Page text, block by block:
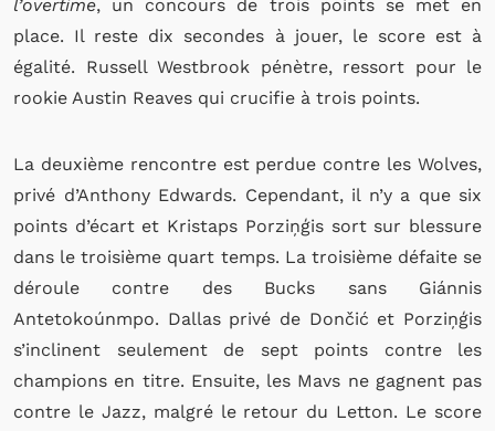
l’overtime, un concours de trois points se met en
place. Il reste dix secondes à jouer, le score est à
égalité. Russell Westbrook pénètre, ressort pour le
rookie Austin Reaves qui crucifie à trois points.
La deuxième rencontre est perdue contre les Wolves,
privé d’Anthony Edwards. Cependant, il n’y a que six
points d’écart et Kristaps Porziņģis sort sur blessure
dans le troisième quart temps. La troisième défaite se
déroule contre des Bucks sans Giánnis
Antetokoúnmpo. Dallas privé de Dončić et Porziņģis
s’inclinent seulement de sept points contre les
champions en titre. Ensuite, les Mavs ne gagnent pas
contre le Jazz, malgré le retour du Letton. Le score